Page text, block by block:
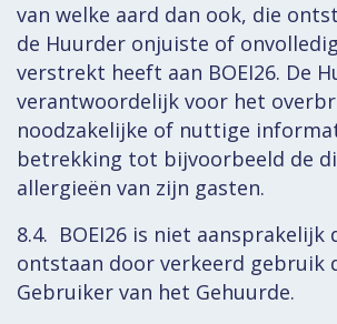
van welke aard dan ook, die
de Huurder onjuiste of
verstrekt heeft aan BOEI26. De
verantwoordelijk voor het
noodzakelijke of nuttige
betrekking tot bijvoorbeeld de
allergieën van zijn gasten.
8.4. BOEI26 is niet aansprakelijk
ontstaan door verkeerd gebruik
Gebruiker van het Gehuurde.